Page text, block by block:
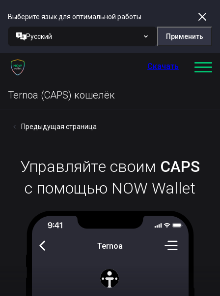
Выберите язык для оптимальной работы
Русский Применить
Скачать
Ternoa (CAPS) кошелёк
Предыдущая страница
Управляйте своим CAPS
с помощью NOW Wallet
Ternoa